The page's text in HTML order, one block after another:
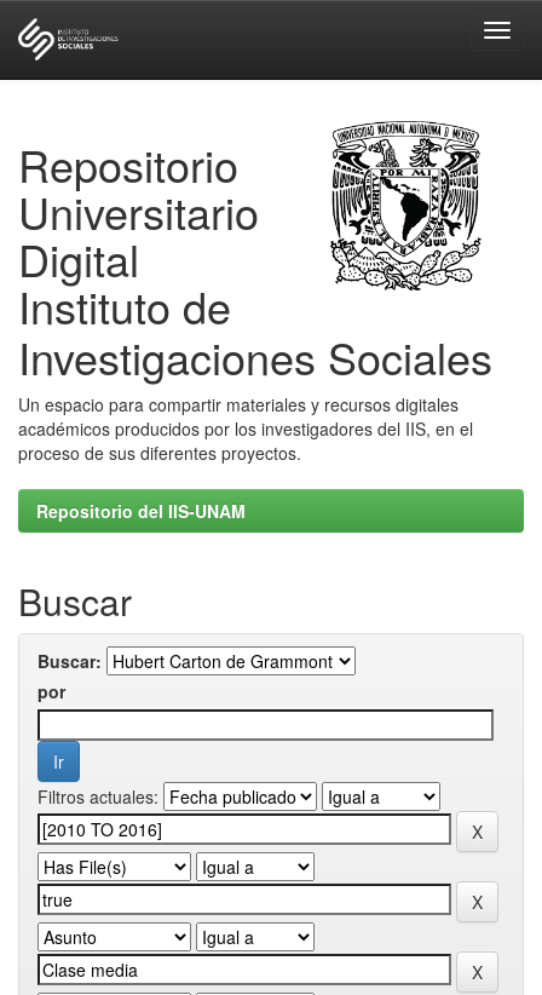
Repositorio
Universitario
Digital
Instituto de
Investigaciones Sociales
Un espacio para compartir materiales y recursos digitales
académicos producidos por los investigadores del IIS, en el
proceso de sus diferentes proyectos.
Repositorio del IIS-UNAM
Buscar
Buscar:
por
Filtros actuales: